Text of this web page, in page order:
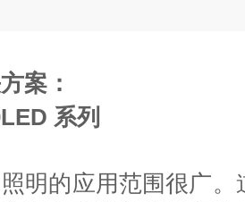
案：
系列
明的应用范围很广。